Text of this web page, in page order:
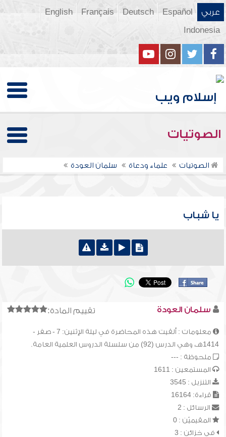
عربي Español
Deutsch
Français
English
Indonesia
الصوتيات
الصوتيات علماء ودعاة سلمان العودة
يا شباب
تقييم المادة: سلمان العودة
معلومات : ألقيت هذه المحاضرة في ليلة الإثنين: 7 - صفر -
1414هـ، وهي الدرس (92) من سلسلة الدروس العلمية العامة.
ملحوظة : ---
المستمعين : 1611
التنزيل : 3545
قراءة: 16164
الرسائل : 2
المقيميّن : 0
في خزائن : 3